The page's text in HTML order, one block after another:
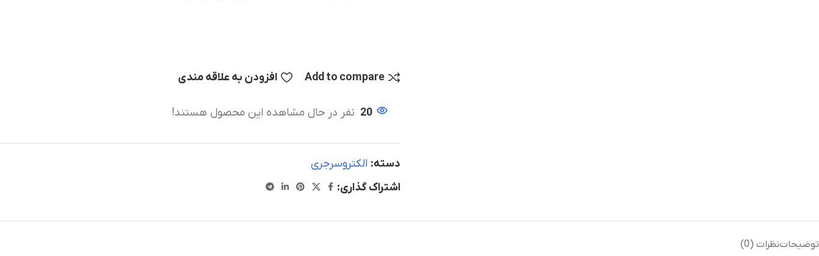
Add to compare افزودن به علاقه مندی
20 نفر در حال مشاهده این محصول هستند!
دسته: الکتروسرجری
اشتراک گذاری:
توضیحاتنظرات (0)